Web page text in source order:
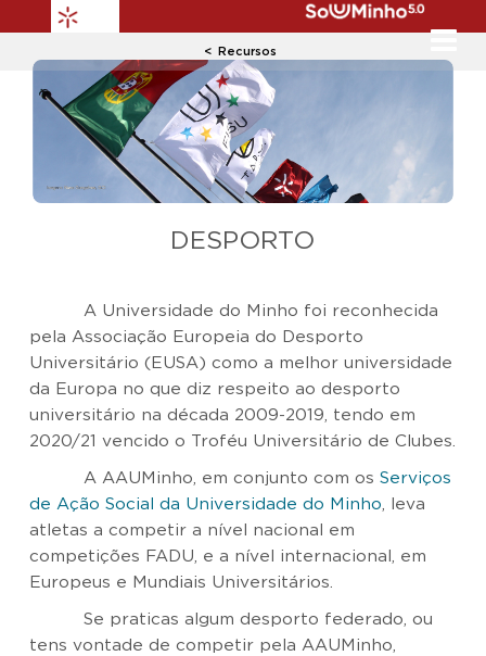
Recursos
​DESPORTO
A Universidade do Minho foi reconhecida
pela Associação Europeia do Desporto
Universitário (EUSA) como a melhor universidade
da Europa no que diz respeito ao desporto
universitário na década 2009-2019, tendo em
2020/21 vencido o Troféu Universitário de Clubes.
A AAUMinho, em conjunto com os Serviços
de Ação Social da Universidade do Minho, leva
atletas a competir a nível nacional em
competições FADU, e a nível internacional, em
Europeus e Mundiais Universitários.
Se praticas algum desporto federado, ou
tens vontade de competir pela AAUMinho,